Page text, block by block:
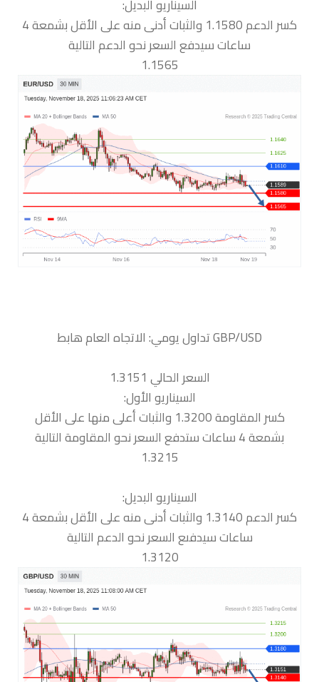
السيناريو البديل:
كسر الدعم 1.1580 والثبات أدنى منه على الأقل بشمعة 4
ساعات سيدفع السعر نحو الدعم التالية
1.1565
السعر الحالي 1.3151
السيناريو الأول:
كسر المقاومة 1.3200 والثبات أعلى منها على الأقل
بشمعة 4 ساعات ستدفع السعر نحو المقاومة التالية
1.3215
السيناريو البديل:
كسر الدعم 1.3140 والثبات أدنى منه على الأقل بشمعة 4
ساعات سيدفىع السعر نحو الدعم التالية
1.3120